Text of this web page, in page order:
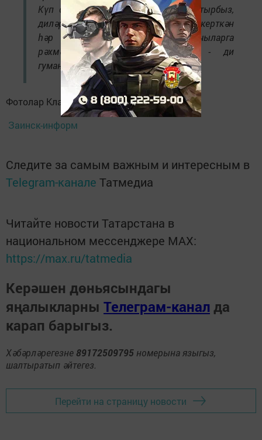
Күп сөйләшмиләр алар. Җиңеп кайтырбыз,
диләр. Гуманитар ярдәм җыюга өлеш керткән
һәр кешегә, бу эшне оештыручыларга
рәхмәтләр, сәламнәр әйттеләр”, - ди
гуманитар ярдәм илтә баручылар.
Фотолар Клара Ермолаевадан.
Заинск-информ
Следите за самым важным и интересным в
Telegram-канале Татмедиа
Читайте новости Татарстана в
национальном мессенджере MАХ:
https://max.ru/tatmedia
Керәшен дөньясындагы
яңалыкларны Телеграм-канал да
карап барыгыз.
Хәбәрләрегезне 89172509795 номерына языгыз,
шалтыратып әйтегез.
Перейти на страницу новости